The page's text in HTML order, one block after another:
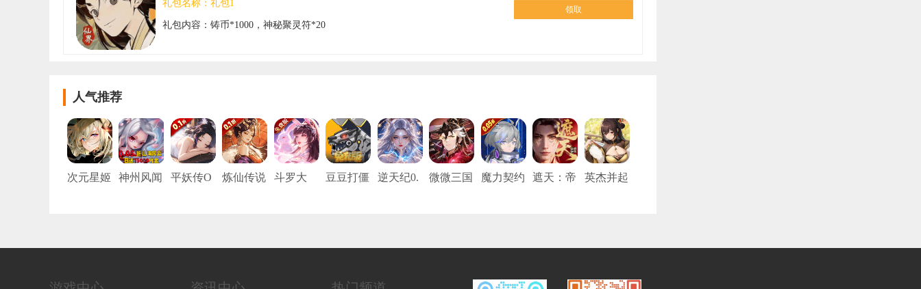
礼包名称： 礼包1
礼包内容： 铸币*1000，神秘聚灵符*20
领取
人气推荐
次元星姬
神州风闻
平妖传O
炼仙传说
斗罗大
豆豆打僵
逆天纪0.
微微三国
魔力契约
遮天：帝
英杰并起